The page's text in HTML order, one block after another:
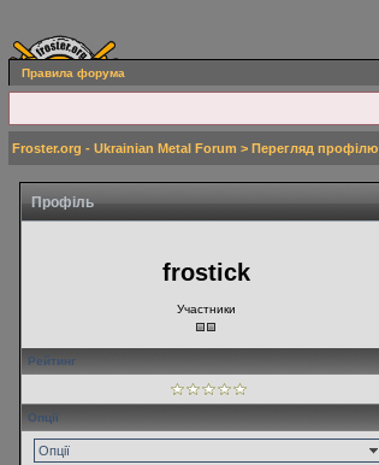
Правила форума
Froster.org - Ukrainian Metal Forum > Перегляд профілю
Профіль
frostick
Участники
Рейтинг
Опції
Опції